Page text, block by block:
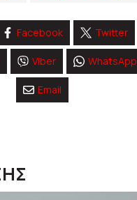
Facebook Twitter
Viber WhatsApp
Email